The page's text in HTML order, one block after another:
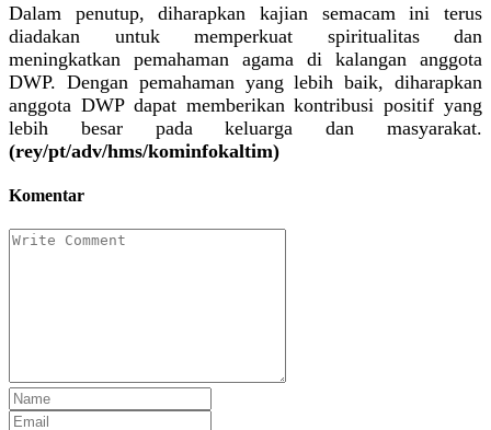
Dalam penutup, diharapkan kajian semacam ini terus
diadakan untuk memperkuat spiritualitas dan
meningkatkan pemahaman agama di kalangan anggota
DWP. Dengan pemahaman yang lebih baik, diharapkan
anggota DWP dapat memberikan kontribusi positif yang
lebih besar pada keluarga dan masyarakat.
(rey/pt/adv/hms/kominfokaltim)
Komentar